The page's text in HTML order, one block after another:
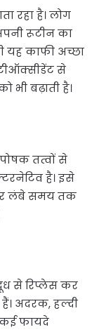
रहा है। लोग
रूटीन का
यह काफी अच्छा
से
भी बढ़ाती है।
तत्वों से
है। इसे
लंबे समय तक
से रिप्लेस कर
अदरक, हल्दी
फायदे